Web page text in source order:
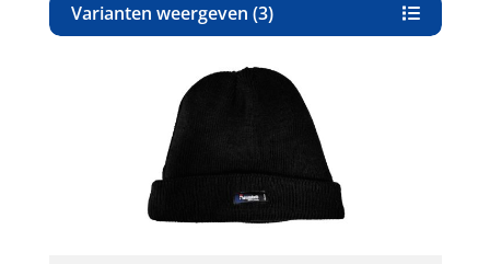
Varianten weergeven (3)